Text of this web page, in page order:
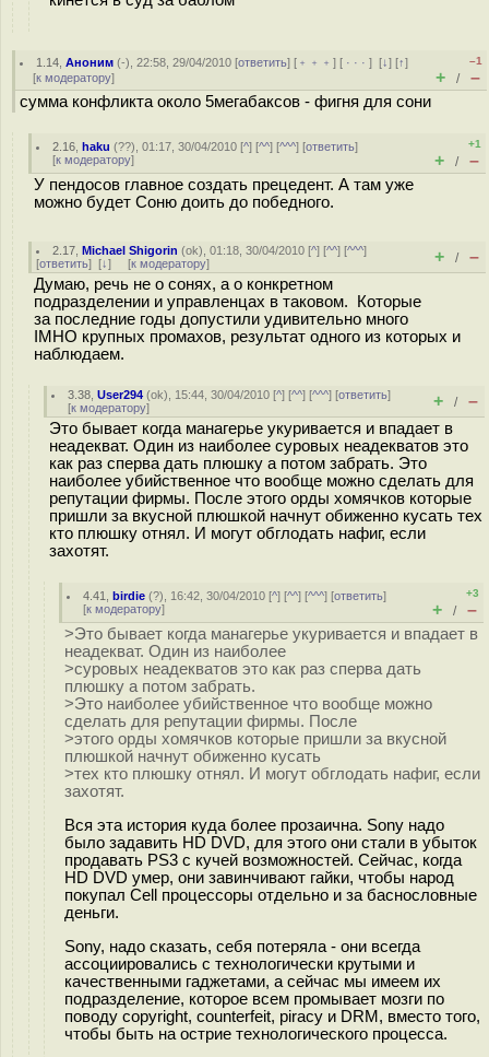
1.14 ,Аноним (-), 22:58, 29/04/2010 [ответить] [ ﹢﹢﹢] [ · · ·][↓] [↑]
[к модератору]
–1
+ / –
сумма конфликта около 5мегабаксов - фигня для сони
2.16 ,haku (??), 01:17, 30/04/2010 [^] [^^] [^^^] [ответить]
[к модератору]
+1
+ / –
У пендосов главное создать прецедент. А там уже
можно будет Соню доить до победного.
2.17 ,Michael Shigorin (ok), 01:18, 30/04/2010 [^] [^^] [^^^]
[ответить] [↓] [к модератору] + / –
Думаю, речь не о сонях, а о конкретном
подразделении и управленцах в таковом. Которые
за последние годы допустили удивительно много
IMHO крупных промахов, результат одного из которых и
наблюдаем.
3.38 ,User294 (ok), 15:44, 30/04/2010 [^] [^^] [^^^] [ответить]
[к модератору] + / –
Это бывает когда манагерье укуривается и впадает в
неадекват. Один из наиболее суровых неадекватов это
как раз сперва дать плюшку а потом забрать. Это
наиболее убийственное что вообще можно сделать для
репутации фирмы. После этого орды хомячков которые
пришли за вкусной плюшкой начнут обиженно кусать тех
кто плюшку отнял. И могут обглодать нафиг, если
захотят.
4.41 ,birdie (?), 16:42, 30/04/2010 [^] [^^] [^^^] [ответить]
[к модератору]
+3
+ / –
>Это бывает когда манагерье укуривается и впадает в
неадекват. Один из наиболее
>суровых неадекватов это как раз сперва дать
плюшку а потом забрать.
>Это наиболее убийственное что вообще можно
сделать для репутации фирмы. После
>этого орды хомячков которые пришли за вкусной
плюшкой начнут обиженно кусать
>тех кто плюшку отнял. И могут обглодать нафиг, если
захотят.
Вся эта история куда более прозаична. Sony надо
было задавить HD DVD, для этого они стали в убыток
продавать PS3 с кучей возможностей. Сейчас, когда
HD DVD умер, они завинчивают гайки, чтобы народ
покупал Cell процессоры отдельно и за баснословные
деньги.
Sony, надо сказать, себя потеряла - они всегда
ассоциировались с технологически крутыми и
качественными гаджетами, а сейчас мы имеем их
подразделение, которое всем промывает мозги по
поводу copyright, counterfeit, piracy и DRM, вместо того,
чтобы быть на острие технологического процесса.